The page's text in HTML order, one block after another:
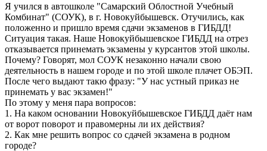
Я учился в автошколе "Самарский Облостной Учебный
Комбинат" (СОУК), в г. Новокуйбышевск. Отучились, как
положенно и пришло время сдачи экзаменов в ГИБДД!
Ситуация такая. Наше Новокуйбышевское ГИБДД на отрез
отказывается принемать экзамены у курсантов этой школы.
Почему? Говорят, мол СОУК незаконно начали свою
деятельность в нашем городе и по этой школе плачет ОБЭП.
После чего выдают такю фразу: "У нас устный приказ не
принемать у вас экзамен!"
По этому у меня пара вопросов:
1. На каком основании Новокуйбышевское ГИБДД даёт нам
от ворот поворот и правомерны ли их действия?
2. Как мне решить вопрос со сдачей экзамена в родном
городе?